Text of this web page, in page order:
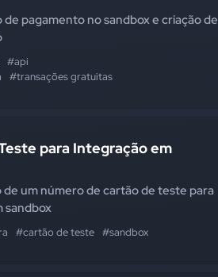
de pagamento no sandbox e criação de
#api
#transações gratuitas
para Integração em
um número de cartão de teste para
sandbox
#cartão de teste #sandbox